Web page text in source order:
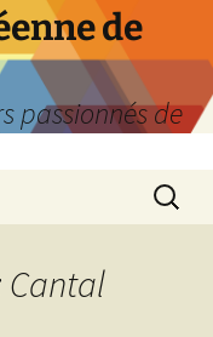
de
passionnés de
Cantal